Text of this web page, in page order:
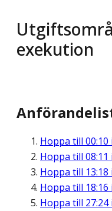
exekution
Hoppa till 00:10
Hoppa till 08:11
Hoppa till 13:18
Hoppa till 18:16
Hoppa till 27:24